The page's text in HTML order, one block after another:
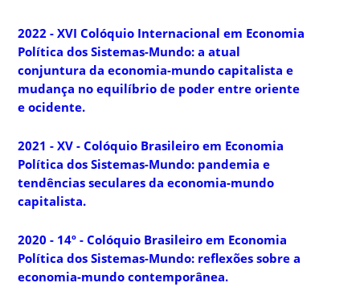
2022 - XVI Colóquio Internacional em Economia
Política dos Sistemas-Mundo: a atual
conjuntura da economia-mundo capitalista e
mudança no equilíbrio de poder entre oriente
e ocidente.
2021 - XV - Colóquio Brasileiro em Economia
Política dos Sistemas-Mundo: pandemia e
tendências seculares da economia-mundo
capitalista.
2020 - 14º - Colóquio Brasileiro em Economia
Política dos Sistemas-Mundo: reflexões sobre a
economia-mundo contemporânea.